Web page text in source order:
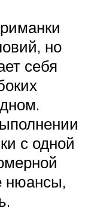
но
себя
с одной
нюансы,